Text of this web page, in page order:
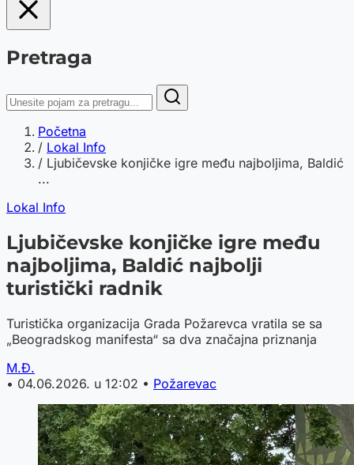
Pretraga
Početna
/ Lokal Info
/ Ljubičevske konjičke igre među najboljima, Baldić
...
Lokal Info
Ljubičevske konjičke igre među
najboljima, Baldić najbolji
turistički radnik
Turistička organizacija Grada Požarevca vratila se sa
„Beogradskog manifesta“ sa dva značajna priznanja
M.Đ.
• 04.06.2026. u 12:02 • Požarevac